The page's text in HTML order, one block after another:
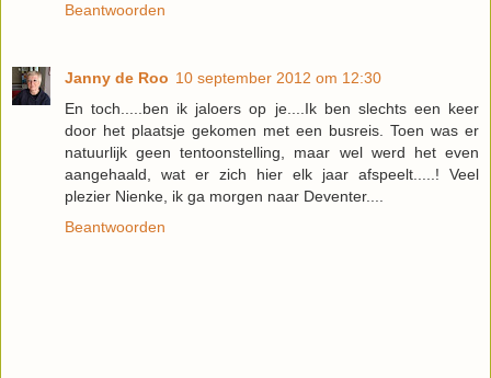
Beantwoorden
Janny de Roo 10 september 2012 om 12:30
En toch.....ben ik jaloers op je....Ik ben slechts een keer
door het plaatsje gekomen met een busreis. Toen was er
natuurlijk geen tentoonstelling, maar wel werd het even
aangehaald, wat er zich hier elk jaar afspeelt.....! Veel
plezier Nienke, ik ga morgen naar Deventer....
Beantwoorden